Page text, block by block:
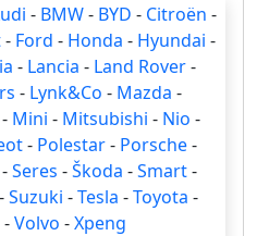
- BMW- BYD - Citroën -
- Ford - Honda - Hyundai -
- Lancia - Land Rover-
- Lynk&Co - Mazda -
- Mini - Mitsubishi - Nio -
- Polestar- Porsche-
Seres -Škoda -Smart-
-Suzuki -Tesla -Toyota -
-Volvo -Xpeng